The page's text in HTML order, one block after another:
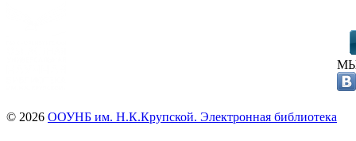
© 2026 ООУНБ им. Н.К.Крупской. Электронная библиотека